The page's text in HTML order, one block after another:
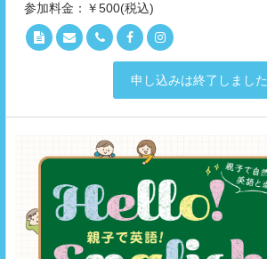
参加料金：￥500(税込)
申し込みは終了しました